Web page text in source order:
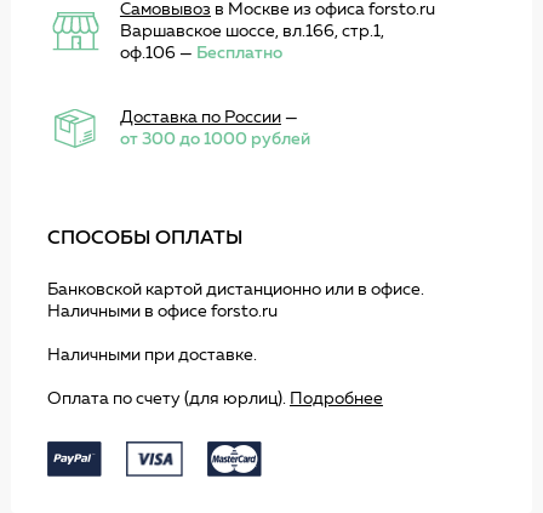
Самовывоз в Москве из офиса forsto.ru
Варшавское шоссе, вл.166, стр.1,
оф.106 — Бесплатно
Доставка по России—
от 300 до 1000 рублей
СПОСОБЫ ОПЛАТЫ
Банковской картой дистанционно или в офисе.
Наличными в офисе forsto.ru
Наличными при доставке.
Оплата по счету (для юрлиц). Подробнее